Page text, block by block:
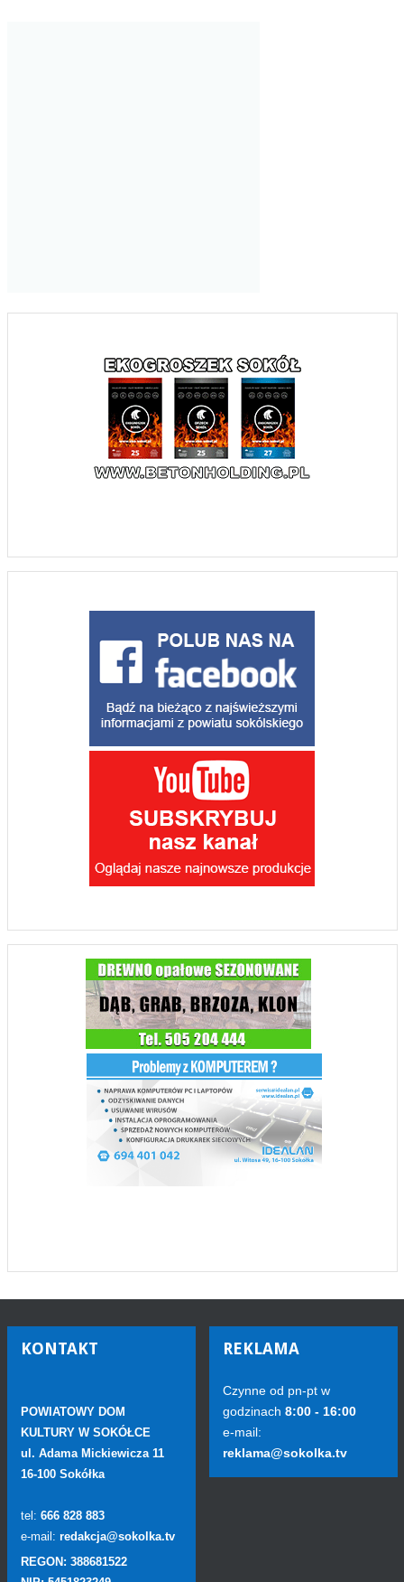
KONTAKT
POWIATOWY DOM
KULTURY W SOKÓŁCE
ul. Adama Mickiewicza 11
16-100 Sokółka
tel: 666 828 883
e-mail: redakcja@sokolka.tv
REGON: 388681522
REKLAMA
Czynne od pn-pt w
godzinach 8:00 - 16:00
e-mail:
reklama@sokolka.tv